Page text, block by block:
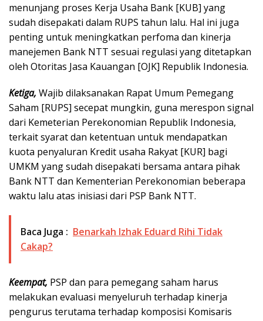
menunjang proses Kerja Usaha Bank [KUB] yang
sudah disepakati dalam RUPS tahun lalu. Hal ini juga
penting untuk meningkatkan perfoma dan kinerja
manejemen Bank NTT sesuai regulasi yang ditetapkan
oleh Otoritas Jasa Kauangan [OJK] Republik Indonesia.
Ketiga, Wajib dilaksanakan Rapat Umum Pemegang
Saham [RUPS] secepat mungkin, guna merespon signal
dari Kemeterian Perekonomian Republik Indonesia,
terkait syarat dan ketentuan untuk mendapatkan
kuota penyaluran Kredit usaha Rakyat [KUR] bagi
UMKM yang sudah disepakati bersama antara pihak
Bank NTT dan Kementerian Perekonomian beberapa
waktu lalu atas inisiasi dari PSP Bank NTT.
Baca Juga : Benarkah Izhak Eduard Rihi Tidak
Cakap?
Keempat, PSP dan para pemegang saham harus
melakukan evaluasi menyeluruh terhadap kinerja
pengurus terutama terhadap komposisi Komisaris